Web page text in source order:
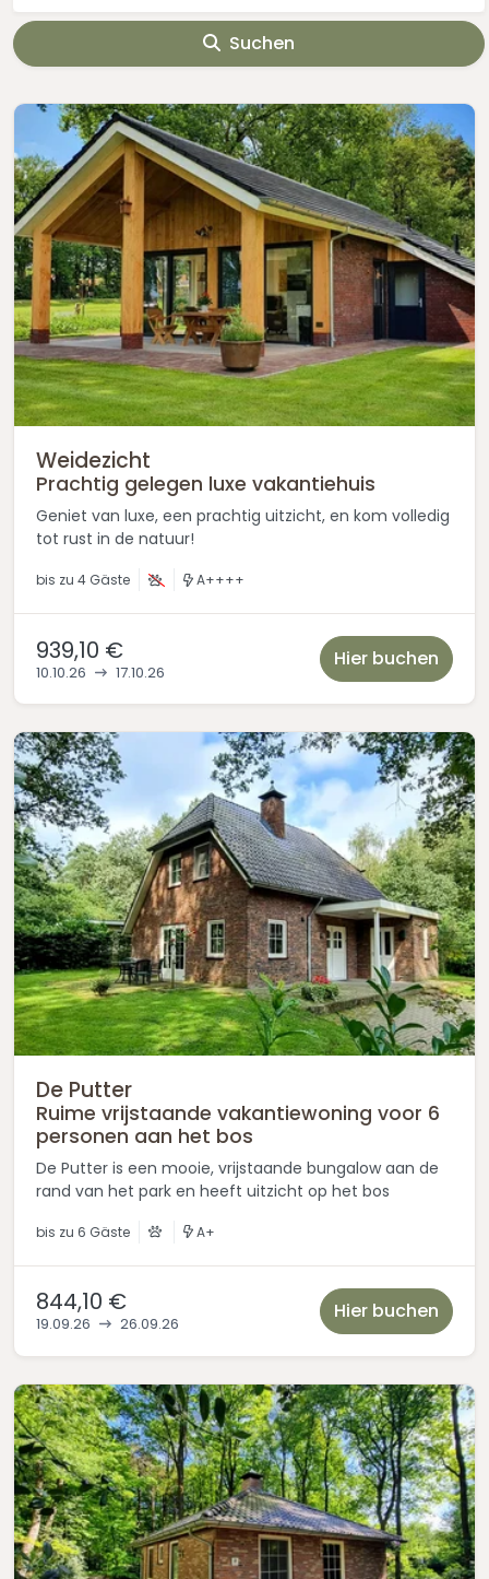
Suchen
Weidezicht
Prachtig gelegen luxe vakantiehuis
Geniet van luxe, een prachtig uitzicht, en kom volledig
tot rust in de natuur!
bis zu 4 Gäste A++++
939,10 €
10.10.26 17.10.26
Hier buchen
De Putter
Ruime vrijstaande vakantiewoning voor 6
personen aan het bos
De Putter is een mooie, vrijstaande bungalow aan de
rand van het park en heeft uitzicht op het bos
bis zu 6 Gäste A+
844,10 €
19.09.26 26.09.26
Hier buchen